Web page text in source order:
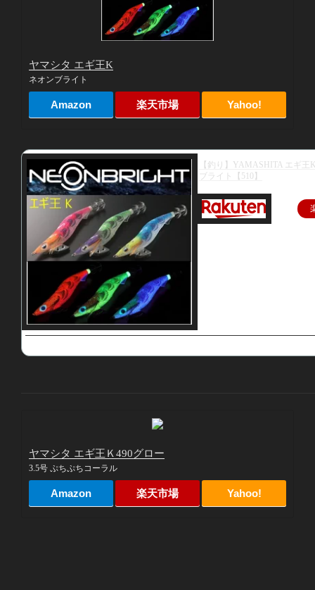
ヤマシタ エギ王K
ネオンブライト
Amazon 楽天市場 Yahoo!
【釣り】YAMASHITA エギ王
ブライト【510】
ヤマシタ エギ王Ｋ490グロー
3.5号 ぷちぷちコーラル
Amazon 楽天市場 Yahoo!